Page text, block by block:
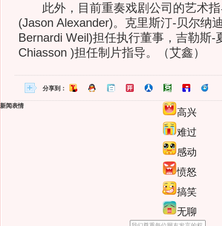
此外，目前重奏戏剧公司的艺术指
(Jason Alexander)。克里斯汀-贝尔纳
Bernardi Weil)担任执行董事，吉勒斯-
Chiasson )担任制片指导。（艾鑫）
分享到：
新闻表情
高兴
难过
感动
愤怒
搞笑
无聊